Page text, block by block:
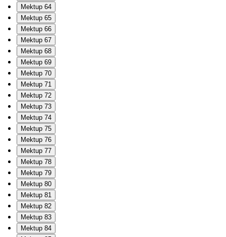
Mektup 64
Mektup 65
Mektup 66
Mektup 67
Mektup 68
Mektup 69
Mektup 70
Mektup 71
Mektup 72
Mektup 73
Mektup 74
Mektup 75
Mektup 76
Mektup 77
Mektup 78
Mektup 79
Mektup 80
Mektup 81
Mektup 82
Mektup 83
Mektup 84